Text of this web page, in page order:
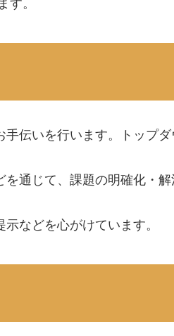
。
伝いを行います。トップ
を通じて、課題の明確化・
などを心がけています。